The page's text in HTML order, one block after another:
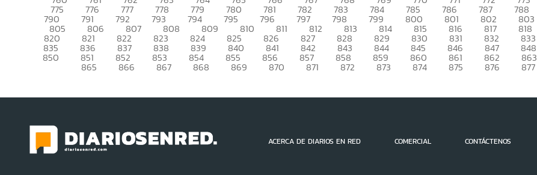
775 776 777 778 779 780 781 782 783 784 785 786 787 788
790 791 792 793 794 795 796 797 798 799 800 801 802 803
805 806 807 808 809 810 811 812 813 814 815 816 817 818
820 821 822 823 824 825 826 827 828 829 830 831 832 833
835 836 837 838 839 840 841 842 843 844 845 846 847 848
850 851 852 853 854 855 856 857 858 859 860 861 862 863
865 866 867 868 869 870 871 872 873 874 875 876 877
ACERCA DE DIARIOS EN RED COMERCIAL CONTÁCTENOS